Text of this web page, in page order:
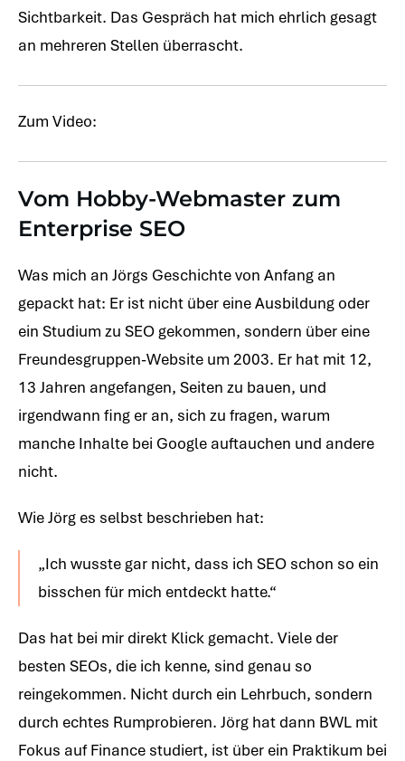
Sichtbarkeit. Das Gespräch hat mich ehrlich gesagt
an mehreren Stellen überrascht.
Zum Video:
Vom Hobby-Webmaster zum
Enterprise SEO
Was mich an Jörgs Geschichte von Anfang an
gepackt hat: Er ist nicht über eine Ausbildung oder
ein Studium zu SEO gekommen, sondern über eine
Freundesgruppen-Website um 2003. Er hat mit 12,
13 Jahren angefangen, Seiten zu bauen, und
irgendwann fing er an, sich zu fragen, warum
manche Inhalte bei Google auftauchen und andere
nicht.
Wie Jörg es selbst beschrieben hat:
„Ich wusste gar nicht, dass ich SEO schon so ein
bisschen für mich entdeckt hatte.“
Das hat bei mir direkt Klick gemacht. Viele der
besten SEOs, die ich kenne, sind genau so
reingekommen. Nicht durch ein Lehrbuch, sondern
durch echtes Rumprobieren. Jörg hat dann BWL mit
Fokus auf Finance studiert, ist über ein Praktikum bei